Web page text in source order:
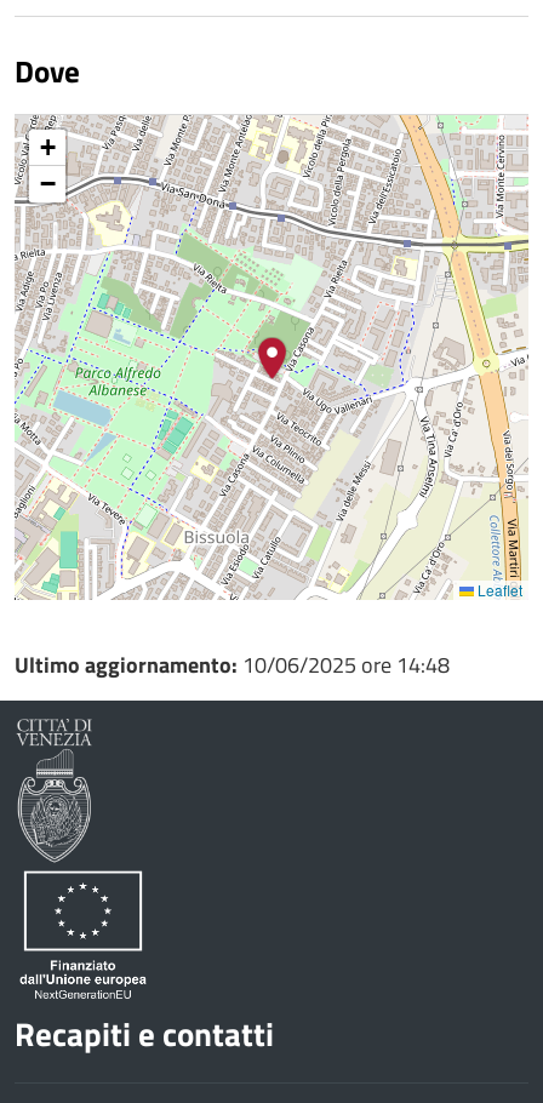
Dove
+
−
Leaflet
Ultimo aggiornamento: 10/06/2025 ore 14:48
Recapiti e contatti